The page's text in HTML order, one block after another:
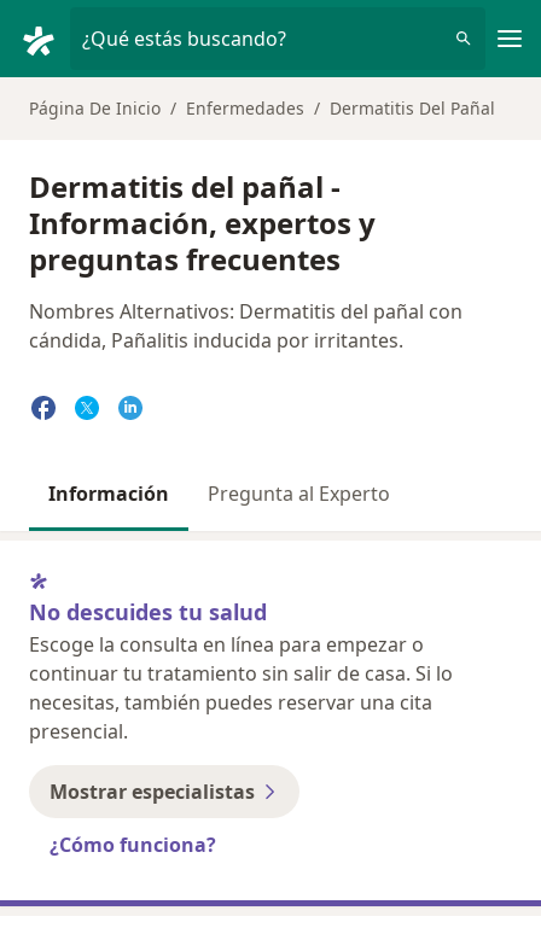
¿Qué estás buscando?
Página De Inicio Enfermedades Dermatitis Del Pañal
Dermatitis del pañal -
Información, expertos y
preguntas frecuentes
Nombres Alternativos: Dermatitis del pañal con
cándida, Pañalitis inducida por irritantes.
Información Pregunta al Experto
No descuides tu salud
Escoge la consulta en línea para empezar o
continuar tu tratamiento sin salir de casa. Si lo
necesitas, también puedes reservar una cita
presencial.
Mostrar especialistas
¿Cómo funciona?